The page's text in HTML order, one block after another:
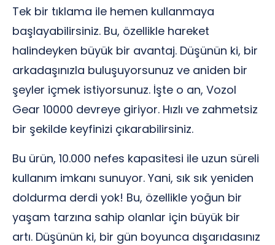
Tek bir tıklama ile hemen kullanmaya
başlayabilirsiniz. Bu, özellikle hareket
halindeyken büyük bir avantaj. Düşünün ki, bir
arkadaşınızla buluşuyorsunuz ve aniden bir
şeyler içmek istiyorsunuz. İşte o an, Vozol
Gear 10000 devreye giriyor. Hızlı ve zahmetsiz
bir şekilde keyfinizi çıkarabilirsiniz.
Bu ürün, 10.000 nefes kapasitesi ile uzun süreli
kullanım imkanı sunuyor. Yani, sık sık yeniden
doldurma derdi yok! Bu, özellikle yoğun bir
yaşam tarzına sahip olanlar için büyük bir
artı. Düşünün ki, bir gün boyunca dışarıdasınız